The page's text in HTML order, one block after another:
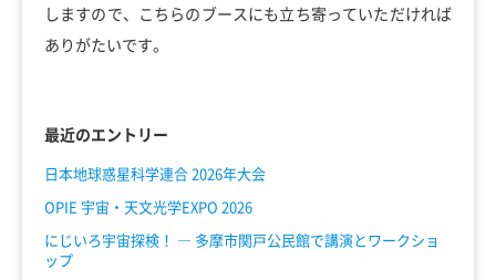
しますので、こちらのブースにも立ち寄っていただければ
ありがたいです。
最近のエントリー
日本地球惑星科学連合 2026年大会
OPIE 宇宙・天文光学EXPO 2026
にじいろ宇宙探検！ ― 多摩市関戸公民館で講演とワークショ
ップ